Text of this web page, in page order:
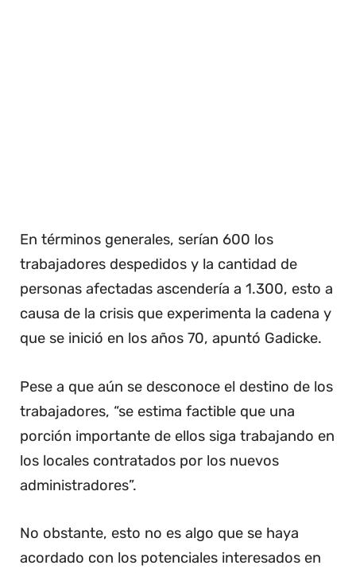
En términos generales, serían 600 los
trabajadores despedidos y la cantidad de
personas afectadas ascendería a 1.300, esto a
causa de la crisis que experimenta la cadena y
que se inició en los años 70, apuntó Gadicke.
Pese a que aún se desconoce el destino de los
trabajadores, “se estima factible que una
porción importante de ellos siga trabajando en
los locales contratados por los nuevos
administradores”.
No obstante, esto no es algo que se haya
acordado con los potenciales interesados en